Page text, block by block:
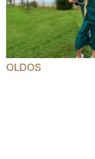
OLDOS